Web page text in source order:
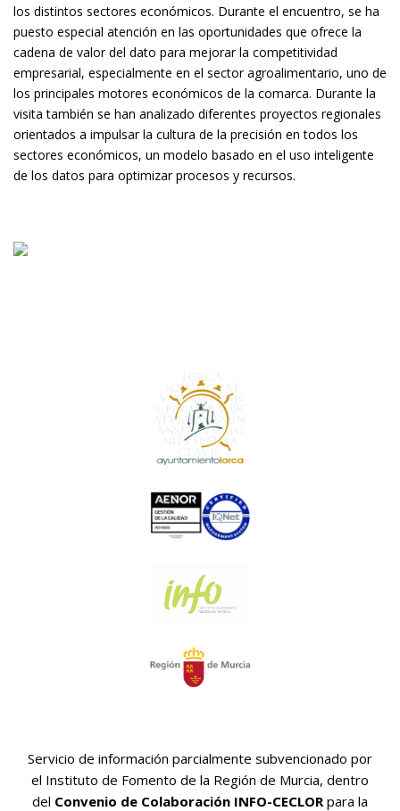
los distintos sectores económicos. Durante el encuentro, se ha
puesto especial atención en las oportunidades que ofrece la
cadena de valor del dato para mejorar la competitividad
empresarial, especialmente en el sector agroalimentario, uno de
los principales motores económicos de la comarca. Durante la
visita también se han analizado diferentes proyectos regionales
orientados a impulsar la cultura de la precisión en todos los
sectores económicos, un modelo basado en el uso inteligente
de los datos para optimizar procesos y recursos.
Servicio de información parcialmente subvencionado por
el Instituto de Fomento de la Región de Murcia, dentro
del Convenio de Colaboración INFO-CECLOR para la